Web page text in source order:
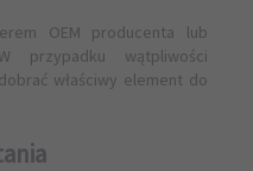
OEM producenta lub
przypadku wątpliwości
właściwy element do